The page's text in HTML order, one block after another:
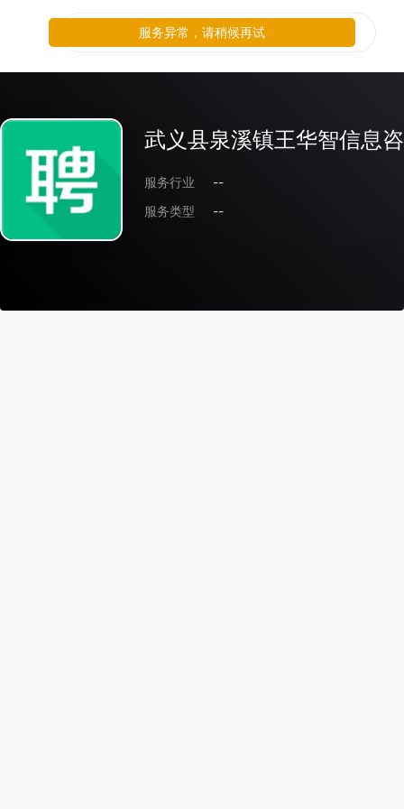
武义县泉溪镇王华智信息
服务行业
--
服务类型
--
服务异常，请稍候再试